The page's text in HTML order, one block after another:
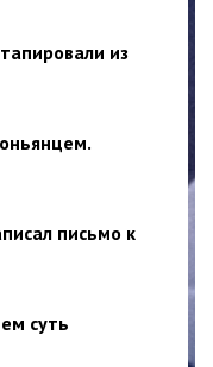
из
письмо к
суть